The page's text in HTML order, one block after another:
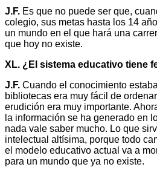
J.F. Es que no puede ser que,
colegio, sus metas hasta los 14
un mundo en el que hará una
que hoy no existe.
XL. ¿El sistema educativo tiene
J.F. Cuando el conocimiento
bibliotecas era muy fácil de
erudición era muy importante.
la información se ha generado en
nada vale saber mucho. Lo que
intelectual altísima, porque todo
el modelo educativo actual va a
para un mundo que ya no existe.